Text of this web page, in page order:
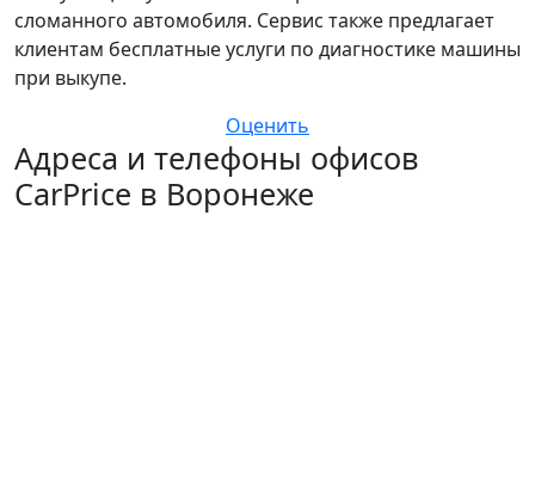
сломанного автомобиля. Сервис также предлагает
клиентам бесплатные услуги по диагностике машины
при выкупе.
Оценить
Адреса и телефоны офисов
CarPrice в Воронеже